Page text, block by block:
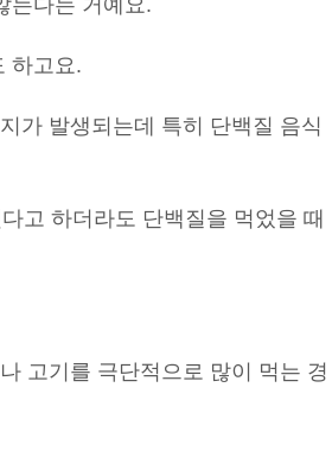
는다는 거예요.
하고요.
가 발생되는데 특히 단백질 음식
고 하더라도 단백질을 먹었을 때
고기를 극단적으로 많이 먹는 경